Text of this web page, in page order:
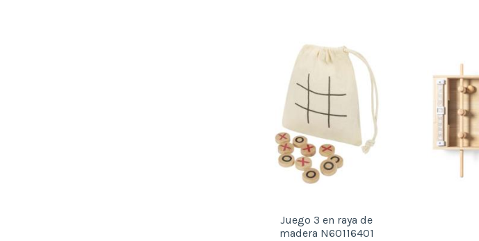
Juego 3 en raya de
madera N60116401